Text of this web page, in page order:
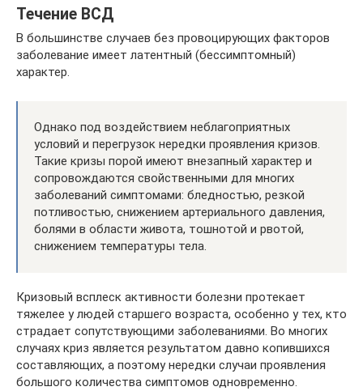
Течение ВСД
В большинстве случаев без провоцирующих факторов
заболевание имеет латентный (бессимптомный)
характер.
Однако под воздействием неблагоприятных
условий и перегрузок нередки проявления кризов.
Такие кризы порой имеют внезапный характер и
сопровождаются свойственными для многих
заболеваний симптомами: бледностью, резкой
потливостью, снижением артериального давления,
болями в области живота, тошнотой и рвотой,
снижением температуры тела.
Кризовый всплеск активности болезни протекает
тяжелее у людей старшего возраста, особенно у тех, кто
страдает сопутствующими заболеваниями. Во многих
случаях криз является результатом давно копившихся
составляющих, а поэтому нередки случаи проявления
большого количества симптомов одновременно.